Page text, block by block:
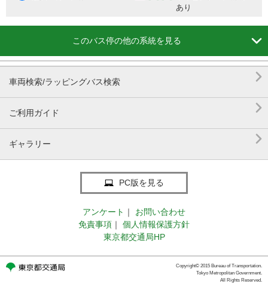
あり
このバス停の他の系統を見る 
車両検索/ラッピングバス検索 
ご利用ガイド 
ギャラリー 
PC版を見る
アンケート ｜
お問い合わせ
免責事項 ｜
個人情報保護方針
東京都交通局HP
Copyright© 2015 Bureau of Transportation.
Tokyo Metropolitan Government.
All Rights Reserved.